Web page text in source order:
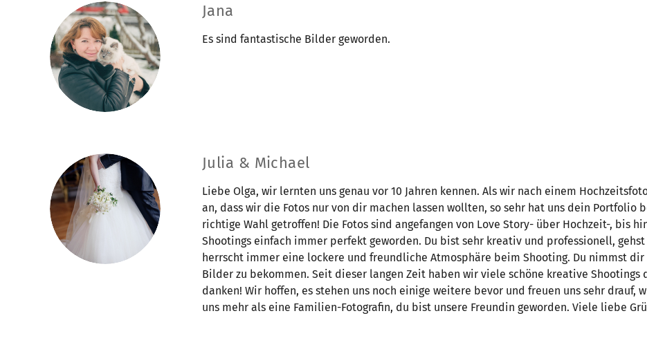
Jana
Es sind fantastische Bilder geworden.
Julia & Michael
Liebe Olga, wir lernten uns genau vor 10 Jahren kennen. Als wir nach einem
an, dass wir die Fotos nur von dir machen lassen wollten, so sehr hat uns dein
richtige Wahl getroffen! Die Fotos sind angefangen von Love Story- über Hochzeit-, bis
Shootings einfach immer perfekt geworden. Du bist sehr kreativ und professionell,
herrscht immer eine lockere und freundliche Atmosphäre beim Shooting. Du nimmst
Bilder zu bekommen. Seit dieser langen Zeit haben wir viele schöne kreative
danken! Wir hoffen, es stehen uns noch einige weitere bevor und freuen uns sehr
uns mehr als eine Familien-Fotografin, du bist unsere Freundin geworden. Viele liebe